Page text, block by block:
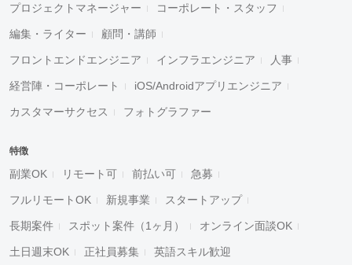
プロジェクトマネージャー コーポレート・スタッフ
編集・ライター 顧問・講師
フロントエンドエンジニア インフラエンジニア 人事
経営陣・コーポレート iOS/Androidアプリエンジニア
カスタマーサクセス フォトグラファー
特徴
副業OK リモート可 前払い可 急募
フルリモートOK 新規事業 スタートアップ
長期案件 スポット案件（1ヶ月） オンライン面談OK
土日週末OK 正社員募集 英語スキル歓迎